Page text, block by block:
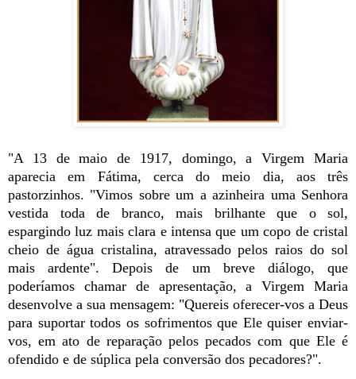
"A 13 de maio de 1917, domingo, a Virgem Maria
aparecia em Fátima, cerca do meio dia, aos três
pastorzinhos. "Vimos sobre um a azinheira uma Senhora
vestida toda de branco, mais brilhante que o sol,
espargindo luz mais clara e intensa que um copo de cristal
cheio de água cristalina, atravessado pelos raios do sol
mais ardente". Depois de um breve diálogo, que
poderíamos chamar de apresentação, a Virgem Maria
desenvolve a sua mensagem: "Quereis oferecer-vos a Deus
para suportar todos os sofrimentos que Ele quiser enviar-
vos, em ato de reparação pelos pecados com que Ele é
ofendido e de súplica pela conversão dos pecadores?".